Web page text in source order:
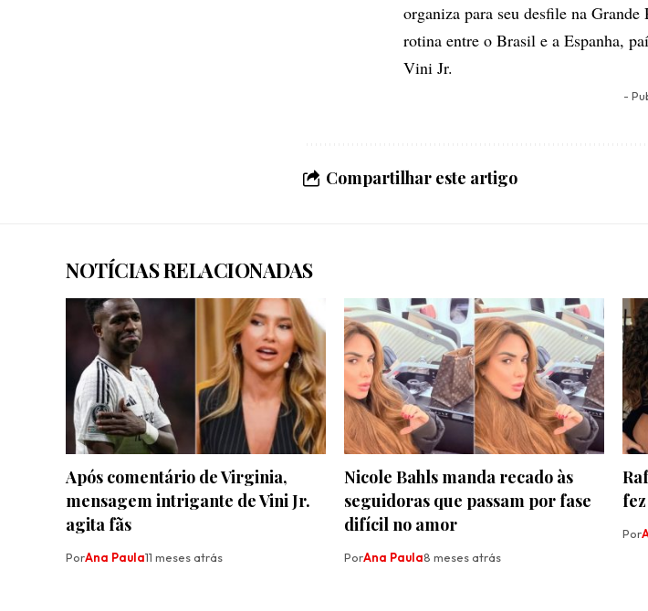
organiza para seu desfile na
rotina entre o Brasil e a Espanha,
Vini Jr.
-
Compartilhar este artigo
NOTÍCIAS RELACIONADAS
Após comentário de Virginia,
mensagem intrigante de Vini Jr.
agita fãs
PorAna Paula11 meses atrás
Nicole Bahls manda recado às
seguidoras que passam por fase
difícil no amor
PorAna Paula8 meses atrás
Por